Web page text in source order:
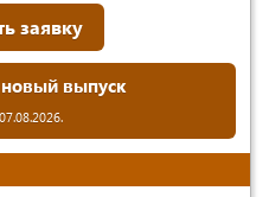
заявку
выпуск